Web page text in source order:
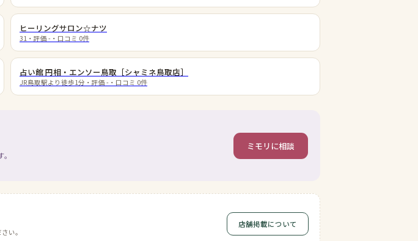
ヒーリングサロン☆ナツ
31 ・評価 - ・口コミ 0件
占い館 円相・エンソー鳥取［シャミネ鳥取店］
JR鳥取駅より徒歩1分 ・評価 - ・口コミ 0件
ミモリに相談
い。
店舗掲載について